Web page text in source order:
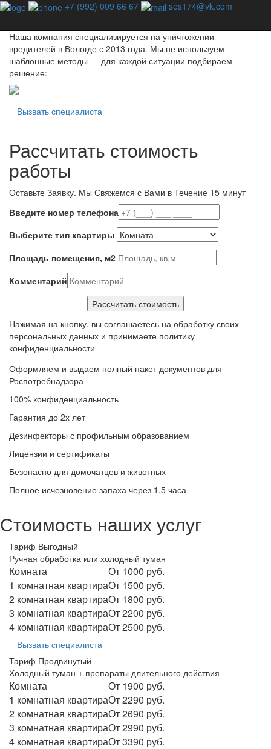
+7 (992) 009 66 67 ses174@vk.com
Профессиональная дезинсекция - единственный способ
Наша компания специализируется на уничтожении
вредителей в Вологде с 2013 года. Мы не используем
шаблонные методы — для каждой ситуации подбираем
решение:
Вызвать специалиста
Рассчитать стоимость
работы
Оставьте Заявку. Мы Свяжемся с Вами в Течение 15 минут
Введите номер телефона
Выберите тип квартиры
Площадь помещения, м2
Комментарий
Нажимая на кнопку, вы соглашаетесь на обработку своих
персональных данных и принимаете политику
конфиденциальности
Оформляем и выдаем полный пакет документов для
Роспотребнадзора
100% конфиденциальность
Гарантия до 2х лет
Дезинфекторы с профильным образованием
Лицензии и сертификаты
Безопасно для домочатцев и животных
Полное исчезновение запаха через 1.5 часа
Стоимость наших услуг
Тариф Выгодный
Ручная обработка или холодный туман
Комната
От 1000 руб.
1 комнатная квартираОт 1500 руб.
2 комнатная квартираОт 1800 руб.
3 комнатная квартираОт 2200 руб.
4 комнатная квартираОт 2500 руб.
Вызвать специалиста
Тариф Продвинутый
Холодный туман + препараты длительного действия
Комната
От 1900 руб.
1 комнатная квартираОт 2290 руб.
2 комнатная квартираОт 2690 руб.
3 комнатная квартираОт 2990 руб.
4 комнатная квартираОт 3390 руб.